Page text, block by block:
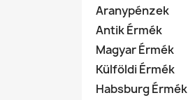
Aranypénzek
Antik Érmék
Magyar Érmék
Külföldi Érmék
Habsburg Érmék